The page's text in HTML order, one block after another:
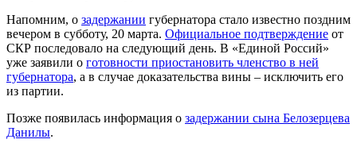
Напомним, о задержании губернатора стало известно поздним
вечером в субботу, 20 марта. Официальное подтверждение от
СКР последовало на следующий день. В «Единой Россий»
уже заявили о готовности приостановить членство в ней
губернатора, а в случае доказательства вины – исключить его
из партии.
Позже появилась информация о задержании сына Белозерцева
Данилы.